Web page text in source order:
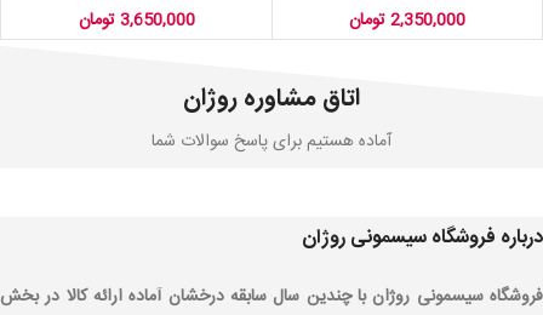
2,350,000تومان
3,650,000 تومان
اتاق مشاوره روژان
آماده هستیم برای پاسخ سوالات شما
درباره فروشگاه سیسمونی روژان
فروشگاه سیسمونی روژان با چندین سال سابقه درخشان آماده ارائه کالا در بخش